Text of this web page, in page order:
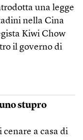
una legge
nella Cina
Kiwi Chow
il governo di
stupro
a casa di